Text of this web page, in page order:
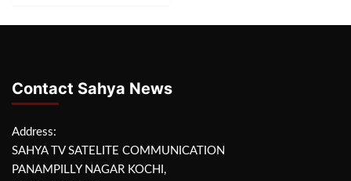
Contact Sahya News
Address:
SAHYA TV SATELITE COMMUNICATION
PANAMPILLY NAGAR KOCHI,